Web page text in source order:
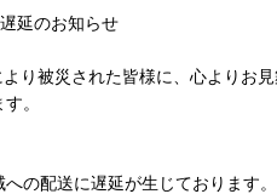
延のお知らせ
被災された皆様に、心よりお見
。
の配送に遅延が生じております。